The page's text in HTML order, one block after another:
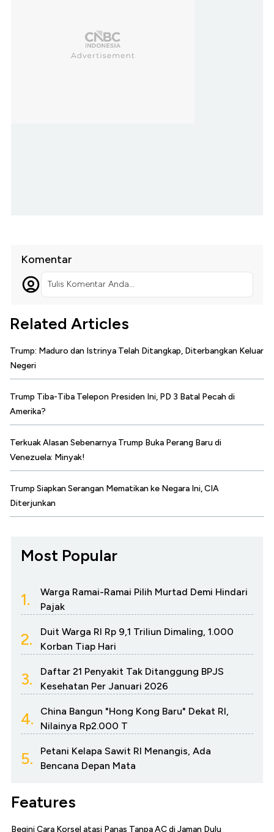
Komentar
Tulis Komentar Anda...
Related Articles
Trump: Maduro dan Istrinya Telah Ditangkap, Diterbangkan Keluar
Negeri
Trump Tiba-Tiba Telepon Presiden Ini, PD 3 Batal Pecah di
Amerika?
Terkuak Alasan Sebenarnya Trump Buka Perang Baru di
Venezuela: Minyak!
Trump Siapkan Serangan Mematikan ke Negara Ini, CIA
Diterjunkan
Most Popular
1.
Warga Ramai-Ramai Pilih Murtad Demi Hindari
Pajak
2.
Duit Warga RI Rp 9,1 Triliun Dimaling, 1.000
Korban Tiap Hari
3.
Daftar 21 Penyakit Tak Ditanggung BPJS
Kesehatan Per Januari 2026
4.
China Bangun "Hong Kong Baru" Dekat RI,
Nilainya Rp2.000 T
5.
Petani Kelapa Sawit RI Menangis, Ada
Bencana Depan Mata
Features
Begini Cara Korsel atasi Panas Tanpa AC di Jaman Dulu